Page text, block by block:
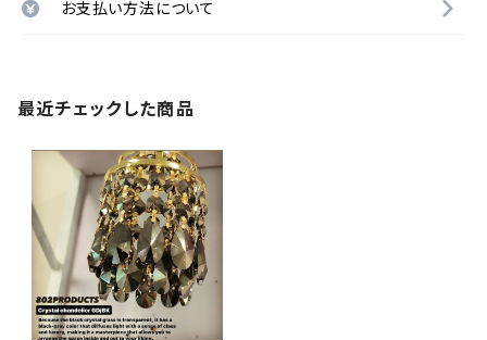
お支払い方法について
最近チェックした商品